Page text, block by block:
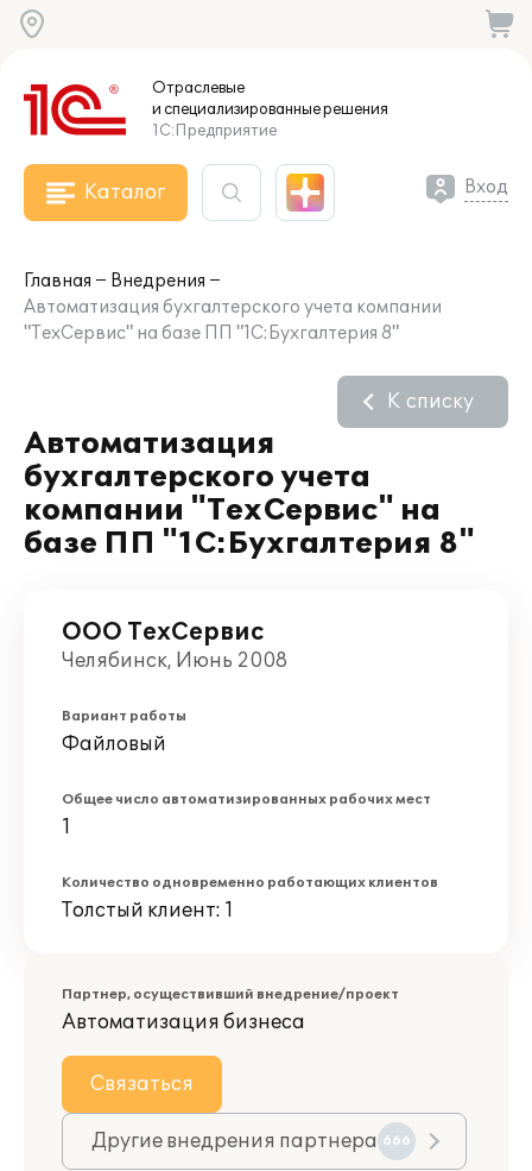
Отраслевые
и специализированныерешения
1С:Предприятие
Каталог Вход
Главная
Внедрения
Автоматизация бухгалтерского учета компании
"ТехСервис" на базе ПП "1С:Бухгалтерия 8"
Автоматизация
бухгалтерского учета
компании "ТехСервис" на
базе ПП "1С:Бухгалтерия 8"
К списку
ООО ТехСервис
Челябинск, Июнь 2008
Вариант работы
Файловый
Общее число автоматизированных рабочих мест
1
Количество одновременно работающих клиентов
Толстый клиент: 1
Партнер, осуществивший внедрение/проект
Автоматизация бизнеса
Связаться
Другие внедрения партнера 666